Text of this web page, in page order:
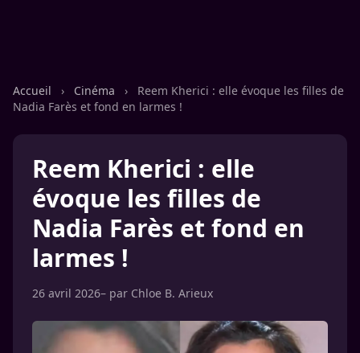
Accueil › Cinéma ›
Reem Kherici : elle évoque les filles de
Nadia Farès et fond en larmes !
Reem Kherici : elle
évoque les filles de
Nadia Farès et fond en
larmes !
26 avril 2026– par Chloe B. Arieux